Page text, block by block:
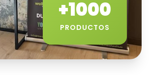
+1000
PRODUCTOS